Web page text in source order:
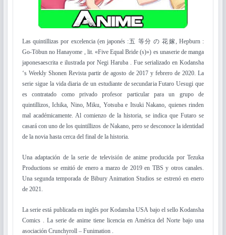
Las quintillizas por excelencia (en japonés :五 等分 の 花嫁, Hepburn :
Go-Tōbun no Hanayome , lit. «Five Equal Bride (s)») es unaserie de manga
japonesaescrita e ilustrada por Negi Haruba . Fue serializado en Kodansha
‘s Weekly Shonen Revista partir de agosto de 2017 y febrero de 2020. La
serie sigue la vida diaria de un estudiante de secundaria Futaro Uesugi que
es contratado como privado profesor particular para un grupo de
quintillizos, Ichika, Nino, Miku, Yotsuba e Itsuki Nakano, quienes rinden
mal académicamente. Al comienzo de la historia, se indica que Futaro se
casará con uno de los quintillizos de Nakano, pero se desconoce la identidad
de la novia hasta cerca del final de la historia.
Una adaptación de la serie de televisión de anime producida por Tezuka
Productions se emitió de enero a marzo de 2019 en TBS y otros canales.
Una segunda temporada de Bibury Animation Studios se estrenó en enero
de 2021.
La serie está publicada en inglés por Kodansha USA bajo el sello Kodansha
Comics . La serie de anime tiene licencia en América del Norte bajo una
asociación Crunchyroll – Funimation .